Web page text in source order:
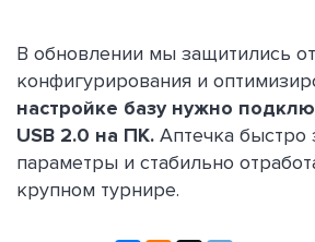
В обновлении мы защитились
конфигурирования и
настройке базу нужно
USB 2.0 на ПК. Аптечка быстро
параметры и стабильно
крупном турнире.